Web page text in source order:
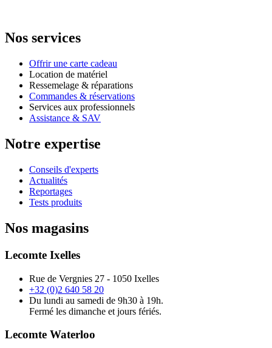
Nos services
Offrir une carte cadeau
Location de matériel
Ressemelage & réparations
Commandes & réservations
Services aux professionnels
Assistance & SAV
Notre expertise
Conseils d'experts
Actualités
Reportages
Tests produits
Nos magasins
Lecomte Ixelles
Rue de Vergnies 27 - 1050 Ixelles
+32 (0)2 640 58 20
Du lundi au samedi de 9h30 à 19h.
Fermé les dimanche et jours fériés.
Lecomte Waterloo